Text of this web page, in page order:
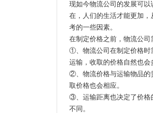
现如今物流公司的发展可
在，人们的生活才能更加
考的一些因素。
在制定价格之前，物流公司
①、物流公司在制定价格时
运输，收取的价格自然也会
②、物流价格与运输物品的
取价格也会相应。
③、运输距离也决定了价格
不同。